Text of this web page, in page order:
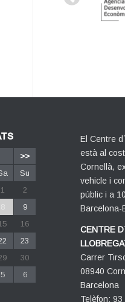
>>
Su
1
2
8
9
16
23
30
5
6
El Centre
està al
Cornellà,
vehicle i
públic i a
CENTRE
Carrer
08940
Barcelona
Telèfon: